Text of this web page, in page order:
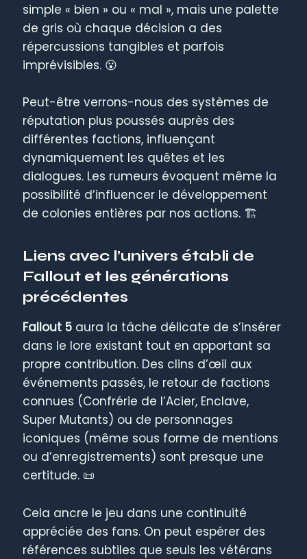
simple « bien » ou « mal », mais une palette
de gris où chaque décision a des
répercussions tangibles et parfois
imprévisibles. 😮
Peut-être verrons-nous des systèmes de
réputation plus poussés auprès des
différentes factions, influençant
dynamiquement les quêtes et les
dialogues. Les rumeurs évoquent même la
possibilité d’influencer le développement
de colonies entières par nos actions. 🏗️
Liens avec l’univers établi de
Fallout et les générations
précédentes
Fallout 5 aura la tâche délicate de s’insérer
dans le lore existant tout en apportant sa
propre contribution. Des clins d’œil aux
événements passés, le retour de factions
connues (Confrérie de l’Acier, Enclave,
Super Mutants) ou de personnages
iconiques (même sous forme de mentions
ou d’enregistrements) sont presque une
certitude. 📜
Cela ancre le jeu dans une continuité
appréciée des fans. On peut espérer des
références subtiles que seuls les vétérans